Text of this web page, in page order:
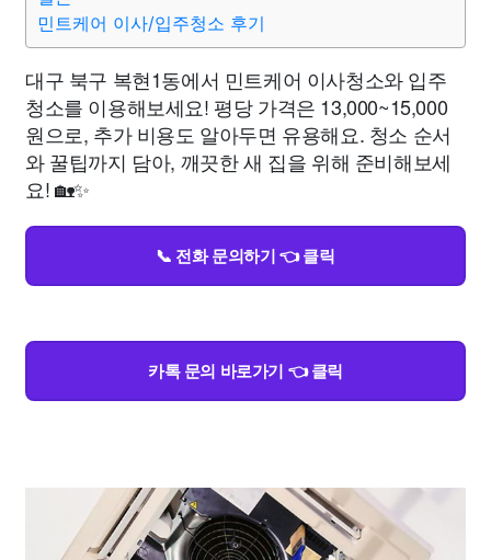
민트케어 이사/입주청소 후기
대구 북구 복현1동에서 민트케어 이사청소와 입주
청소를 이용해보세요! 평당 가격은 13,000~15,000
원으로, 추가 비용도 알아두면 유용해요. 청소 순서
와 꿀팁까지 담아, 깨끗한 새 집을 위해 준비해보세
요! 🏡✨
📞 전화 문의하기 👈 클릭
카톡 문의 바로가기 👈 클릭